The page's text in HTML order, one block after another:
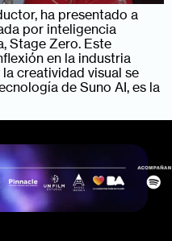
ha presentado a
por inteligencia
Stage Zero. Este
en la industria
creatividad visual se
de Suno AI, es la